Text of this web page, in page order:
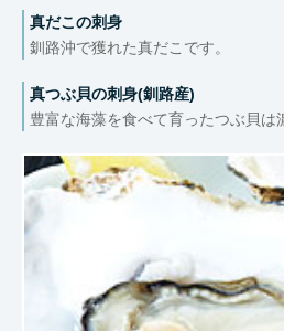
真だこの刺身
釧路沖で獲れた真だこです。
真つぶ貝の刺身(釧路産)
豊富な海藻を食べて育ったつぶ貝は